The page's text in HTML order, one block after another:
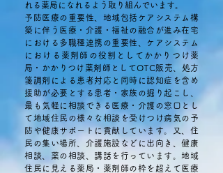
れる薬局になれるよう取り組んでいます。
予防医療の重要性、地域包括ケアシステム構
築に伴う医療・介護・福祉の融合が進み在宅
における多職種連携の重要性、ケアシステム
における薬剤師の役割としてかかりつけ薬
局・かかりつけ薬剤師としてOTC販売、処方
箋調剤による患者対応と同時に認知症を含め
援助が必要とする患者・家族の掘り起こし、
最も気軽に相談できる医療・介護の窓口とし
て地域住民の様々な相談を受けつけ病気の予
防や健康サポートに貢献しています。又、住
民の集い場所、介護施設などに出向き、健康
相談、薬の相談、講話を行っています。地域
住民に見える薬局・薬剤師の枠を超えて医療